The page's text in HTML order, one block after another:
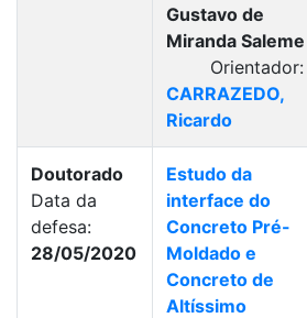
Gustavo de
Miranda Saleme
Orientador:
CARRAZEDO,
Ricardo
Doutorado
Data da
defesa:
28/05/2020
Estudo da
interface do
Concreto Pré-
Moldado e
Concreto de
Altíssimo